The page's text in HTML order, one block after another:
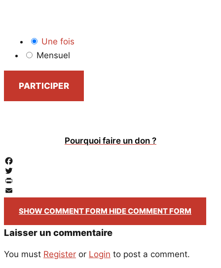
Une fois
Mensuel
PARTICIPER
Pourquoi faire un don ?
Facebook
Twitter
PrintFriendly
Email
SHOW COMMENT FORM HIDE COMMENT FORM
Laisser un commentaire
You must Register or Login to post a comment.